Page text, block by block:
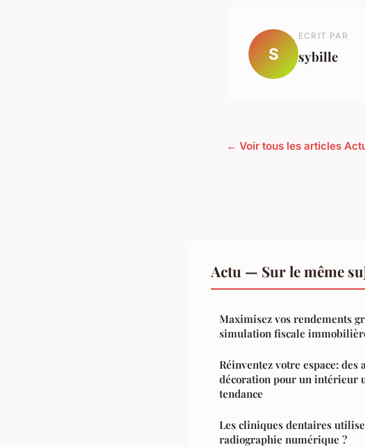
S
ECRIT PAR
sybille
← Voir tous les articles
Actu — Sur le même
Maximisez vos rendements
simulation fiscale
Réinventez votre espace: des
décoration pour un intérieur
tendance
Les cliniques dentaires
radiographie numérique ?